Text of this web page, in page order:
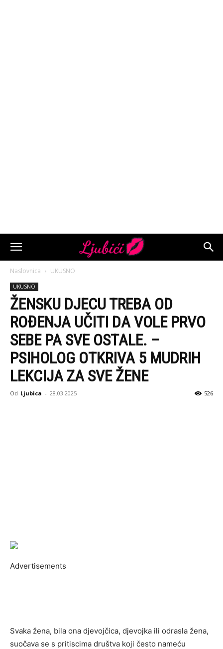
Naslovnica UKUSNO
UKUSNO
ŽENSKU DJECU TREBA OD
ROĐENJA UČITI DA VOLE PRVO
SEBE PA SVE OSTALE. –
PSIHOLOG OTKRIVA 5 MUDRIH
LEKCIJA ZA SVE ŽENE
Od Ljubica - 28.03.2025 526
Advertisements
Svaka žena, bila ona djevojčica, djevojka ili odrasla žena,
suočava se s pritiscima društva koji često nameću